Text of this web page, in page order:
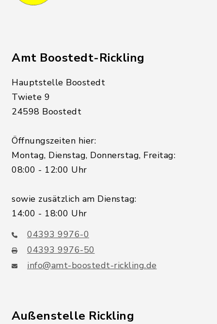
Amt Boostedt-Rickling
Hauptstelle Boostedt
Twiete 9
24598 Boostedt
Öffnungszeiten hier:
Montag, Dienstag, Donnerstag, Freitag:
08:00 - 12:00 Uhr
sowie zusätzlich am Dienstag:
14:00 - 18:00 Uhr
04393 9976-0
04393 9976-50
info@amt-boostedt-rickling.de
Außenstelle Rickling